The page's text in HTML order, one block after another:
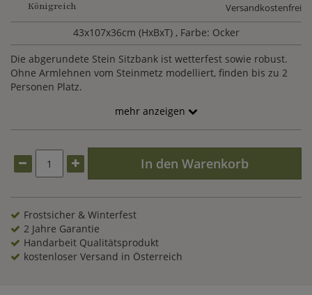
Königreich
Versandkostenfrei
43x107x36cm (HxBxT) , Farbe: Ocker
Die abgerundete Stein Sitzbank ist wetterfest sowie robust.
Ohne Armlehnen vom Steinmetz modelliert, finden bis zu 2
Personen Platz.
mehr anzeigen
In den Warenkorb
Frostsicher & Winterfest
2 Jahre Garantie
Handarbeit Qualitätsprodukt
kostenloser Versand in Österreich